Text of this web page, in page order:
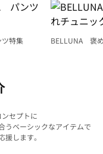
特集
BELLUNA 褒
ンセプトに
うベーシックなアイテムで
します。